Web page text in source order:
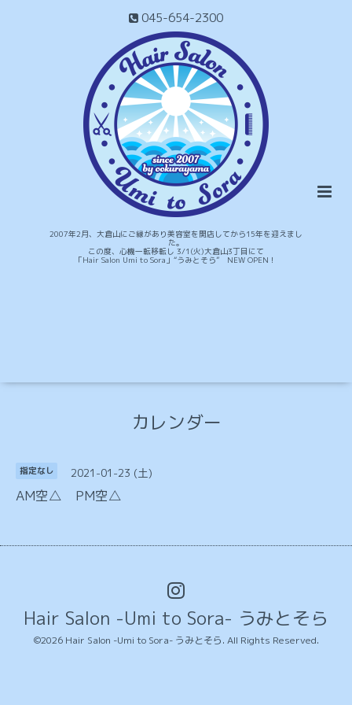
045-654-2300
2007年2月、大倉山にご縁があり美容室を開店してから15年を迎えまし
た。
この度、心機一転移転し 3/1(火)大倉山3丁目にて
「Hair Salon Umi to Sora」“うみとそら” NEW OPEN！
カレンダー
指定なし 2021-01-23 (土)
AM空△ PM空△
Hair Salon -Umi to Sora- うみとそら
©2026 Hair Salon -Umi to Sora- うみとそら. All Rights Reserved.